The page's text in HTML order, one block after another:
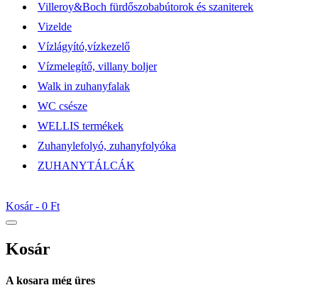
Villeroy&Boch fürdőszobabútorok és szaniterek
Vizelde
Vízlágyító,vízkezelő
Vízmelegítő, villany boljer
Walk in zuhanyfalak
WC csésze
WELLIS termékek
Zuhanylefolyó, zuhanyfolyóka
ZUHANYTÁLCÁK
Kosár - 0 Ft
Kosár
A kosara még üres